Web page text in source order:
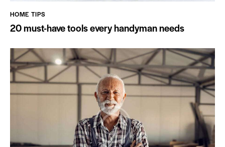
HOME TIPS
20 must-have tools every handyman needs